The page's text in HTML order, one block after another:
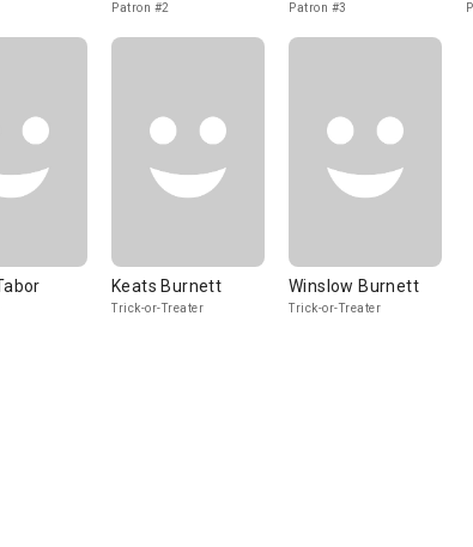
Patron #2 Patron #3
Keats Burnett
Trick-or-Treater
Winslow Burnett
Trick-or-Treater